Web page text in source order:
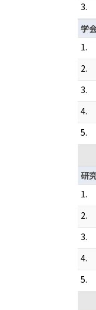
3.
学
1.
2.
3.
4.
5.
研
1.
2.
3.
4.
5.